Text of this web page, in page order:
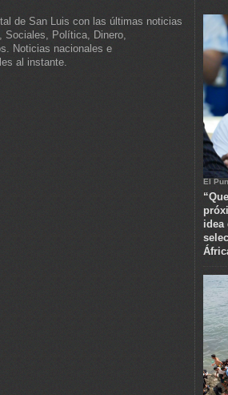
de San Luis con las últimas noticias
Sociales, Política, Dinero,
Noticias nacionales e
al instante.
El
idea